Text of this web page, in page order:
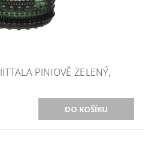
PINIOVĚ ZELENÝ,